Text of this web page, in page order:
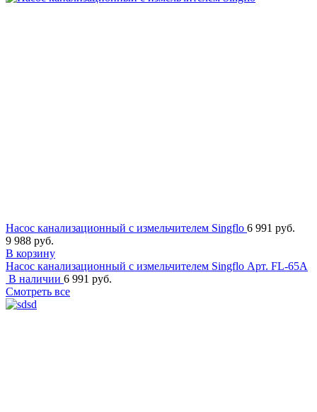
Насос канализационный с измельчителем Singflo 6 991 руб.
9 988 руб.
В корзину
Насос канализационный с измельчителем Singflo Арт. FL-65A
В наличии 6 991 руб.
Смотреть все